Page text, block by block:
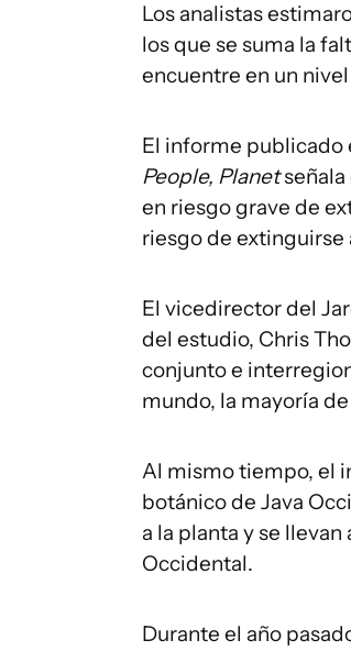
Los analistas
los que se suma la
encuentre en un
El informe publicado
People, Planetseñala
en riesgo grave de
riesgo de extinguirse
El vicedirector del
del estudio, Chris
conjunto e
mundo, la mayoría
Al mismo tiempo, el
botánico de Java
a la planta y se
Occidental.
Durante el año